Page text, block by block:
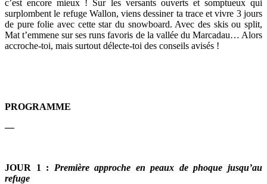
c’est encore mieux ! Sur les versants ouverts et somptueux qui
surplombent le refuge Wallon, viens dessiner ta trace et vivre 3 jours
de pure folie avec cette star du snowboard. Avec des skis ou split,
Mat t’emmene sur ses runs favoris de la vallée du Marcadau… Alors
accroche-toi, mais surtout délecte-toi des conseils avisés !
PROGRAMME
—
JOUR 1 : Première approche en peaux de phoque jusqu’au
refuge